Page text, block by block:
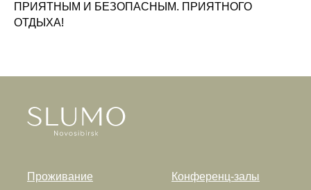
ПРИЯТНЫМ И БЕЗОПАСНЫМ. ПРИЯТНОГО
ОТДЫХА!
Проживание Конференц-залы